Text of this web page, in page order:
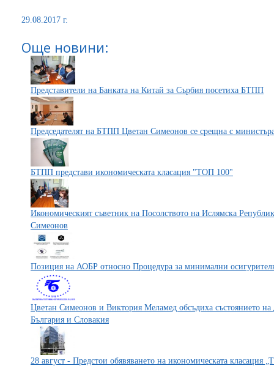
29.08.2017 г.
Още новини:
Представители на Банката на Китай за Сърбия посетиха БТПП
Председателят на БТПП Цветан Симеонов се срещна с
БТПП представи икономическата класация "ТОП 100"
Икономическият съветник на Посолството на Ислямска
Симеонов
Позиция на АОБР относно Процедура за минимални
Цветан Симеонов и Виктория Меламед обсъдиха състоянието
България и Словакия
28 август - Предстои обявяването на икономическата класация